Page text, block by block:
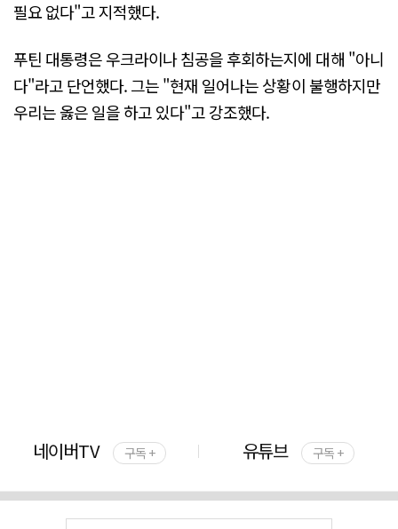
필요 없다"고 지적했다.
푸틴 대통령은 우크라이나 침공을 후회하는지에 대해 "아니
다"라고 단언했다. 그는 "현재 일어나는 상황이 불행하지만
우리는 옳은 일을 하고 있다"고 강조했다.
네이버TV 구독 + 유튜브 구독 +